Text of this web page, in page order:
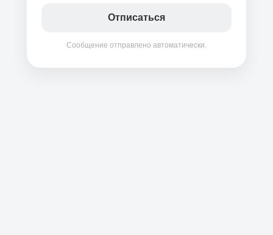
Отписаться
Сообщение отправлено автоматически.